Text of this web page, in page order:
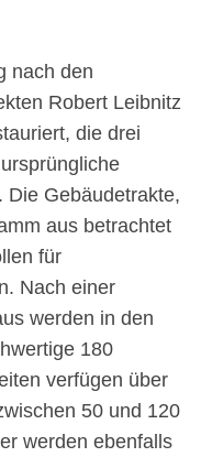
nach den
Robert Leibnitz
die drei
Die Gebäudetrakte,
aus betrachtet
für
Nach einer
werden in den
180
verfügen über
50 und 120
werden ebenfalls